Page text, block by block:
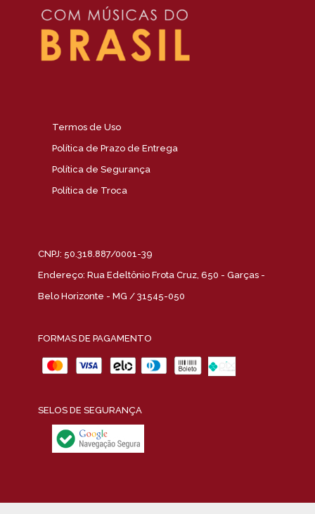
Termos de Uso
Política de Prazo de Entrega
Política de Segurança
Política de Troca
CNPJ: 50.318.887/0001-39
Endereço: Rua Edeltônio Frota Cruz, 650 - Garças -
Belo Horizonte - MG / 31545-050
FORMAS DE PAGAMENTO
SELOS DE SEGURANÇA